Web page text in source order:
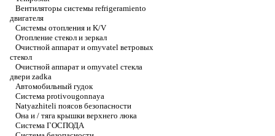
Вентиляторы системы refrigeramiento
двигателя
Системы отопления и K/V
Отопление стекол и зеркал
Очистной аппарат и omyvatel ветровых
стекол
Очистной аппарат и omyvatel стекла
двери zadka
Автомобильный гудок
Система protivougonnaya
Natyazhiteli поясов безопасности
Она и / тяга крышки верхнего люка
Система ГОСПОДА